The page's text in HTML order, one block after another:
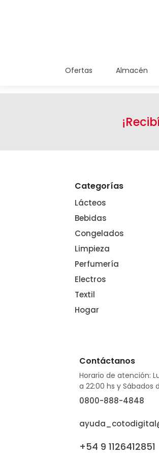
Ofertas Almacén
Categorías
Lácteos
Bebidas
Congelados
Limpieza
Perfumería
Electros
Textil
Hogar
Contáctanos
Horario de atención:
a 22:00 hs y Sábados
0800-888-4848
+54 9 1126412851